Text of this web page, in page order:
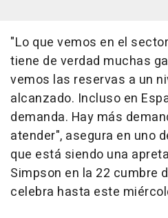
"Lo que vemos en el
tiene de verdad muchas
vemos las reservas a un
alcanzado. Incluso en
demanda. Hay más
atender", asegura en uno
que está siendo una
Simpson en la 22 cumbre
celebra hasta este